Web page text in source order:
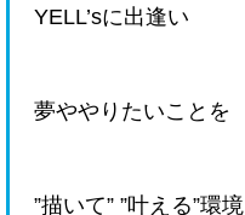
YELL’sに出逢い
夢ややりたいことを
”描いて” ”叶える”環境